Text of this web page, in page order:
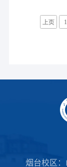
上页 1
烟台校区